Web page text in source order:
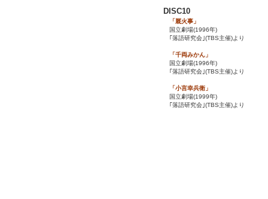
DISC10
「厩火事」
国立劇場(1996年)
｢落語研究会｣(TBS主催)より
「千両みかん」
国立劇場(1996年)
｢落語研究会｣(TBS主催)より
「小言幸兵衛」
国立劇場(1999年)
｢落語研究会｣(TBS主催)より